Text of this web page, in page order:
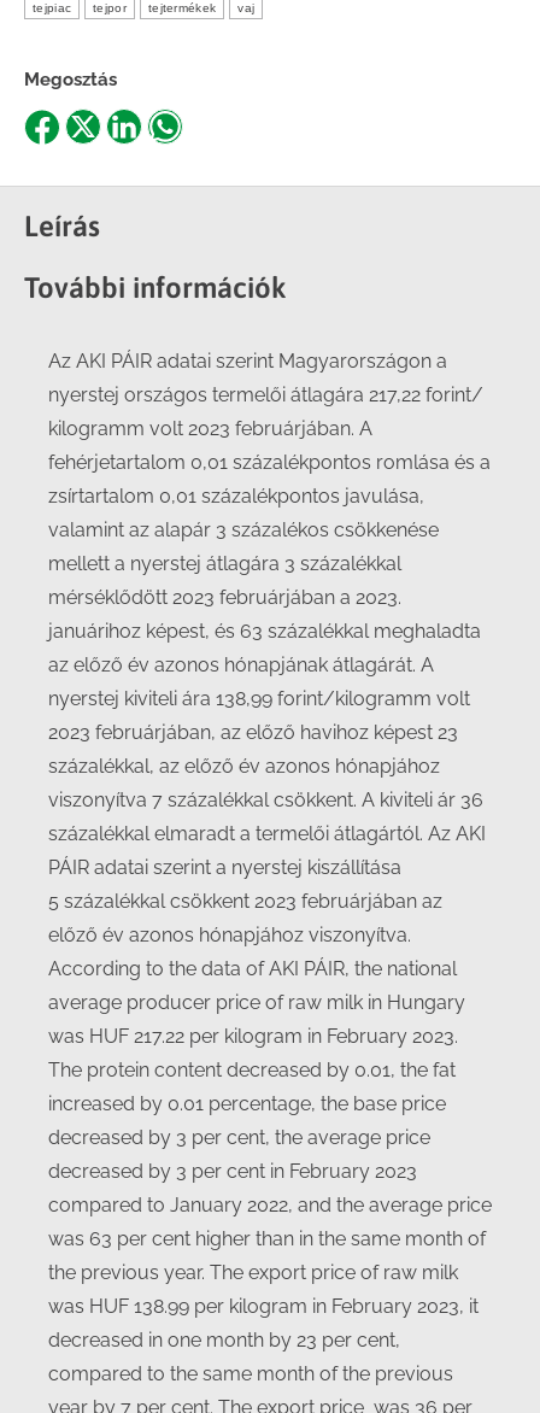
tejpiac tejpor tejtermékek vaj
Megosztás
Share
Facebook
Share
X
ShareShare
Leírás
További információk
Az AKI PÁIR adatai szerint Magyarországon a
nyerstej országos termelői átlagára 217,22 forint/
kilogramm volt 2023 februárjában. A
fehérjetartalom 0,01 százalékpontos romlása és a
zsírtartalom 0,01 százalékpontos javulása,
valamint az alapár 3 százalékos csökkenése
mellett a nyerstej átlagára 3 százalékkal
mérséklődött 2023 februárjában a 2023.
januárihoz képest, és 63 százalékkal meghaladta
az előző év azonos hónapjának átlagárát. A
nyerstej kiviteli ára 138,99 forint/kilogramm volt
2023 februárjában, az előző havihoz képest 23
százalékkal, az előző év azonos hónapjához
viszonyítva 7 százalékkal csökkent. A kiviteli ár 36
százalékkal elmaradt a termelői átlagártól. Az AKI
PÁIR adatai szerint a nyerstej kiszállítása
5 százalékkal csökkent 2023 februárjában az
előző év azonos hónapjához viszonyítva.
According to the data of AKI PÁIR, the national
average producer price of raw milk in Hungary
was HUF 217.22 per kilogram in February 2023.
The protein content decreased by 0.01, the fat
increased by 0.01 percentage, the base price
decreased by 3 per cent, the average price
decreased by 3 per cent in February 2023
compared to January 2022, and the average price
was 63 per cent higher than in the same month of
the previous year. The export price of raw milk
was HUF 138.99 per kilogram in February 2023, it
decreased in one month by 23 per cent,
compared to the same month of the previous
year by 7 per cent. The export price was 36 per